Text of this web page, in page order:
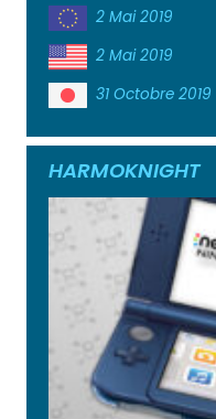
2 Mai 2019
2 Mai 2019
31 Octobre 2019
HARMOKNIGHT